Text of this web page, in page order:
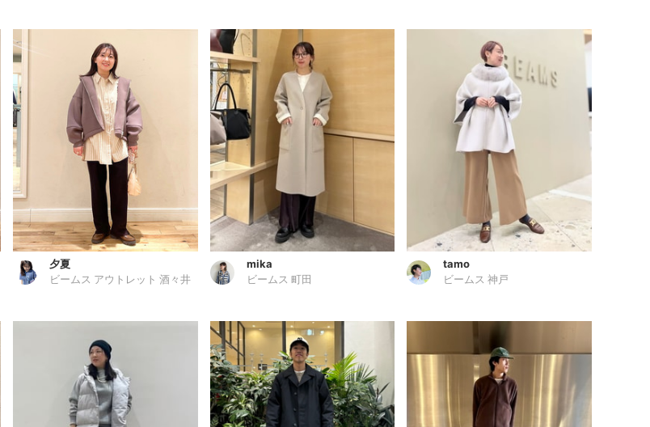
夕夏
ビームス アウトレット 酒々井
mika
ビームス 町田
tamo
ビームス 神戸